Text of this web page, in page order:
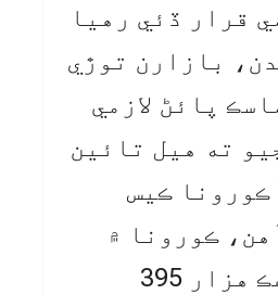
قرار ڏئي رهيا
بازارن توڙي
پائڻ لازمي
ته هيل تائين
86 هزار 756 ڪورونا ڪيس
ڪورونا ۾
هيل تائين هڪ هزار 395